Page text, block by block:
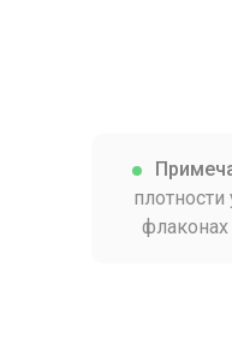
флаконах